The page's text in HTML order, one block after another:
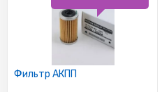
Фильтр АКПП